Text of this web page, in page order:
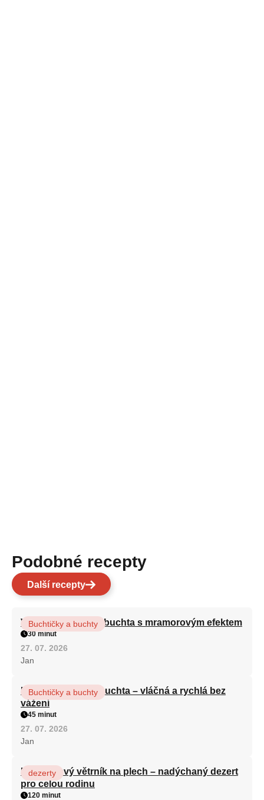
Podobné recepty
Další recepty
Vláčná olejová litá buchta s mramorovým efektem
Buchtičky a buchty
30 minut
27. 07. 2026
Jan
Hrnková maková buchta – vláčná a rychlá bez
vážení
Buchtičky a buchty
45 minut
27. 07. 2026
Jan
Karamelový větrník na plech – nadýchaný dezert
pro celou rodinu
dezerty
120 minut